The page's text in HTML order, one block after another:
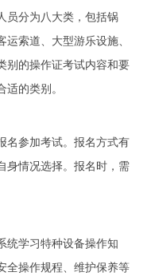
员分为八大类，包括锅
索道、大型游乐设施、
别的操作证考试内容和要
的类别。
名参加考试。报名方式有
身情况选择。报名时，需
统学习特种设备操作知
全操作规程、维护保养等